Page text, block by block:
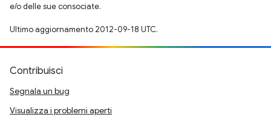
e/o delle sue consociate.
Ultimo aggiornamento 2012-09-18 UTC.
Contribuisci
Segnala un bug
Visualizza i problemi aperti